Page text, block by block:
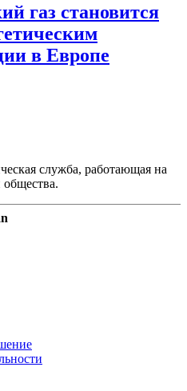
газ становится
в Европе
служба, работающая на